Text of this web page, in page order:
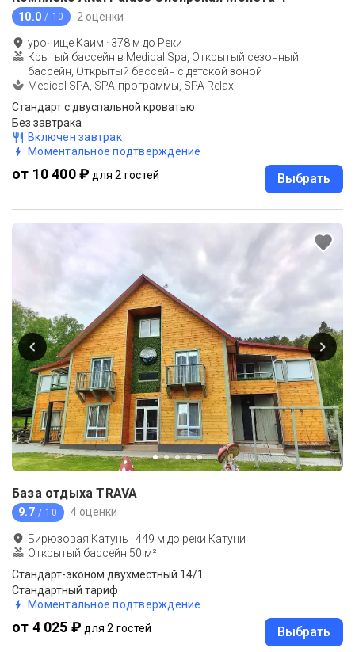
10.0 / 10 2 оценки
урочище Каим · 378 м до Реки
Крытый бассейн в Medical Spa, Открытый сезонный
бассейн, Открытый бассейн с детской зоной
Medical SPA, SPA-программы, SPA Relax
Стандарт с двуспальной кроватью
Без завтрака
Включен завтрак
Моментальное подтверждение
от 10 400 ₽ для 2 гостей Выбрать
База отдыха TRAVA
9.7 / 10 4 оценки
Бирюзовая Катунь ·449 м до реки Катуни
Открытый бассейн 50 м²
Стандарт-эконом двухместный 14/1
Стандартный тариф
Моментальное подтверждение
от 4 025 ₽ для 2 гостей Выбрать